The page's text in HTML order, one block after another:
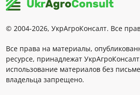
© 2004-2026, УкрАгроКонсалт. Все
Все права на материалы,
ресурсе, принадлежат
использование материалов без
владельца запрещено.